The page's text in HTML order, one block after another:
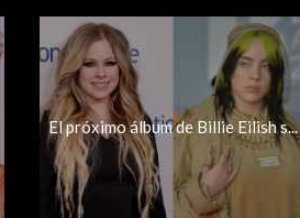
El próximo álbum de Billie Eilish s...